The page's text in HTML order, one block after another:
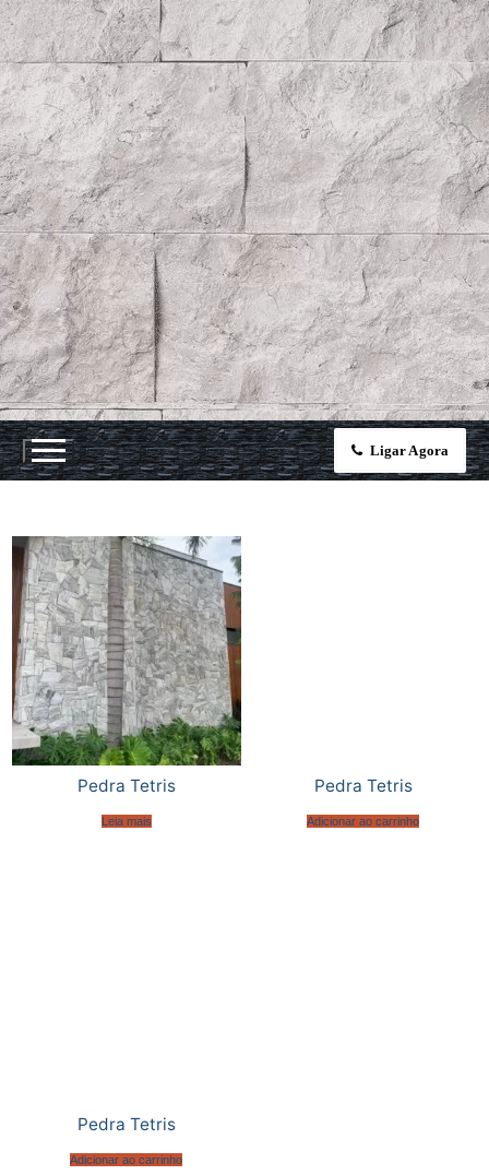
Ligar Agora
Pedra Tetris
Leia mais
Pedra Tetris
Adicionar ao carrinho
Pedra Tetris
Adicionar ao carrinho